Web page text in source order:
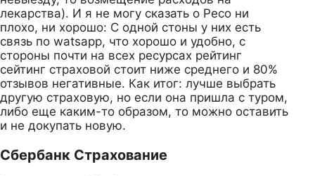
лекарства). И я не могу сказать о Ресо ни
плохо, ни хорошо: С одной стоны у них есть
связь по watsapp, что хорошо и удобно, с
стороны почти на всех ресурсах рейтинг
сейтинг страховой стоит ниже среднего и 80%
отзывов негативные. Как итог: лучше выбрать
другую страховую, но если она пришла с туром,
либо еще каким-то образом, то можно оставить
и не докупать новую.
Сбербанк Страхование